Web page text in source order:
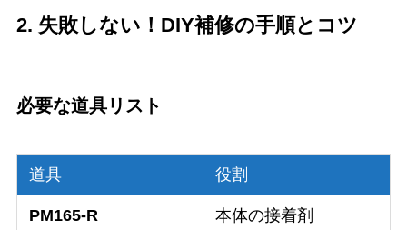
2. 失敗しない！DIY補修の手順とコツ
必要な道具リスト
道具 役割
PM165-R
本体の接着剤